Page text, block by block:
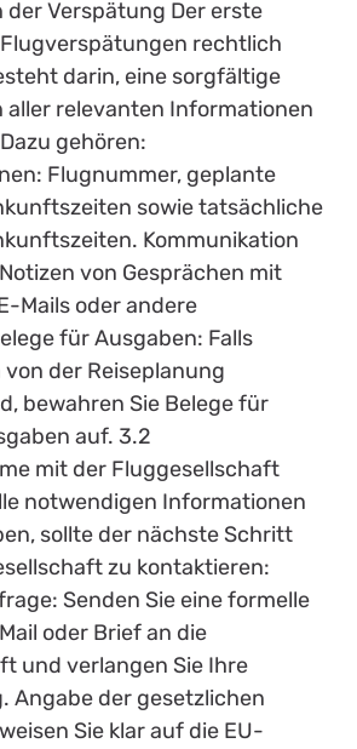
der Verspätung Der erste
rechtlich
darin, eine sorgfältige
aller relevanten Informationen
gehören:
Flugnummer, geplante
sowie tatsächliche
Kommunikation
von Gesprächen mit
Mails oder andere
für Ausgaben: Falls
der Reiseplanung
bewahren Sie Belege für
auf. 3.2
mit der Fluggesellschaft
notwendigen Informationen
sollte der nächste Schritt
zu kontaktieren:
Senden Sie eine formelle
oder Brief an die
und verlangen Sie Ihre
Angabe der gesetzlichen
Sie klar auf die EU-